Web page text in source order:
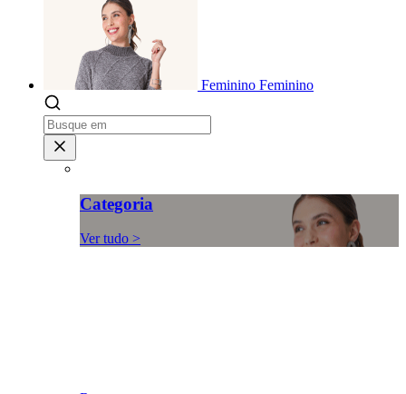
Feminino Feminino
Categoria
Ver tudo >